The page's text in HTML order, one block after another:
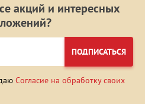
акций и интересных
ПОДПИСАТЬСЯ
Согласие на обработку своих